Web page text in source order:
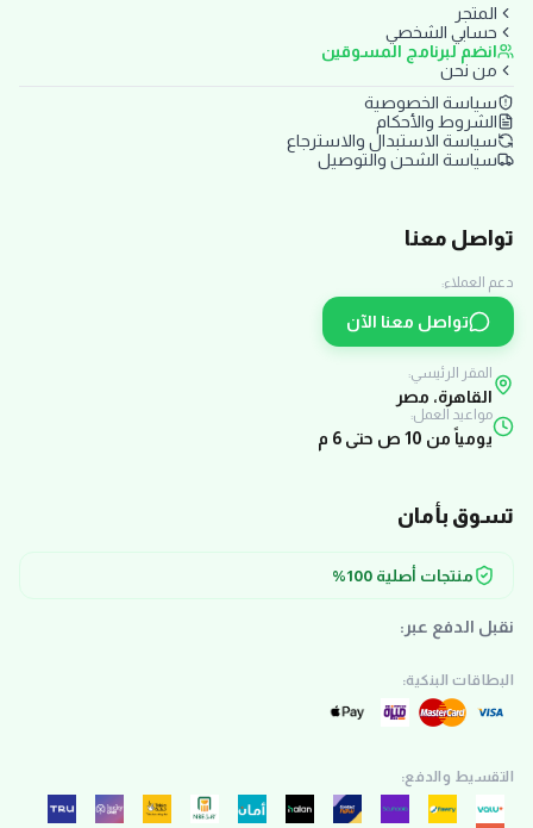
المتجر
حسابي الشخصي
انضم لبرنامج المسوقين
من نحن
سياسة الخصوصية
الشروط والأحكام
سياسة الاستبدال والاسترجاع
سياسة الشحن والتوصيل
تواصل معنا
دعم العملاء:
تواصل معنا الآن
المقر الرئيسي:
القاهرة، مصر
مواعيد العمل:
يومياً من 10 ص حتى 6 م
تسوق بأمان
منتجات أصلية 100%
نقبل الدفع عبر:
البطاقات البنكية:
التقسيط والدفع: